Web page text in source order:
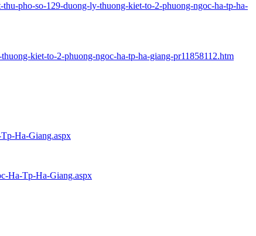
pho-so-129-duong-ly-thuong-kiet-to-2-phuong-ngoc-ha-tp-ha-
kiet-to-2-phuong-ngoc-ha-tp-ha-giang-pr11858112.htm
Ha-Giang.aspx
Ha-Tp-Ha-Giang.aspx